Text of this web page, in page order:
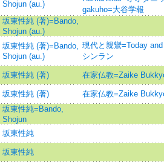
Shojun (au.)
gakuho=大谷学報
坂東性純 (著)=Bando,
Shojun (au.)
坂東性純 (著)=Bando,
Shojun (au.)
現代と親鸞=Today
シンラン
坂東性純 (著) 在家仏教=Zaike
坂東性純 (著) 在家仏教=Zaike
坂東性純=Bando,
Shojun
坂東性純
坂東性純